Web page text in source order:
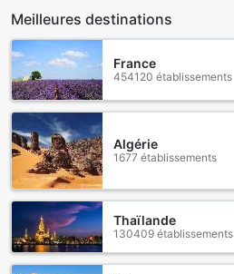
Meilleures destinations
France
454120 établissements
Algérie
1677 établissements
Thaïlande
130409 établissements